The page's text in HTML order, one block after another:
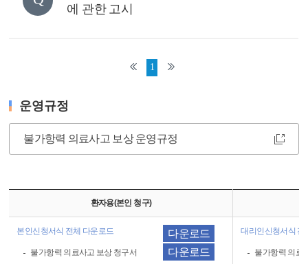
에 관한 고시
1
운영규정
불가항력 의료사고 보상 운영규정
환자용(본인 청구)
본인신청서식 전체 다운로드 다운로드
불가항력 의료사고 보상 청구서 다운로드
대리인신청서식 전
불가항력 의료